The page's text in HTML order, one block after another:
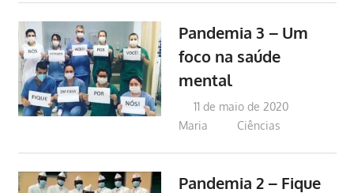
Pandemia 3 – Um
foco na saúde
mental
11 de maio de 2020
Maria
Ciências
Pandemia 2 – Fique